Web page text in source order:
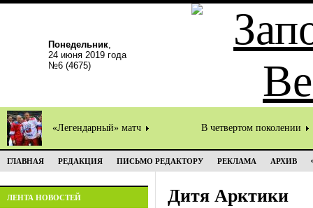
Понедельник,
24 июня 2019 года
№6 (4675)
«Легендарный» матч В четвертом поколении
ГЛАВНАЯ РЕДАКЦИЯ ПИСЬМО РЕДАКТОРУ РЕКЛАМА АРХИВ
ЛЕНТА НОВОСТЕЙ Дитя Арктики